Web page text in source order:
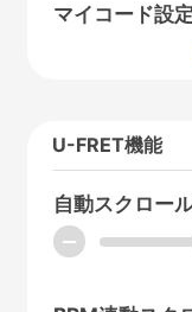
マイコード設定
U-FRET機能
自動スクロー
ー